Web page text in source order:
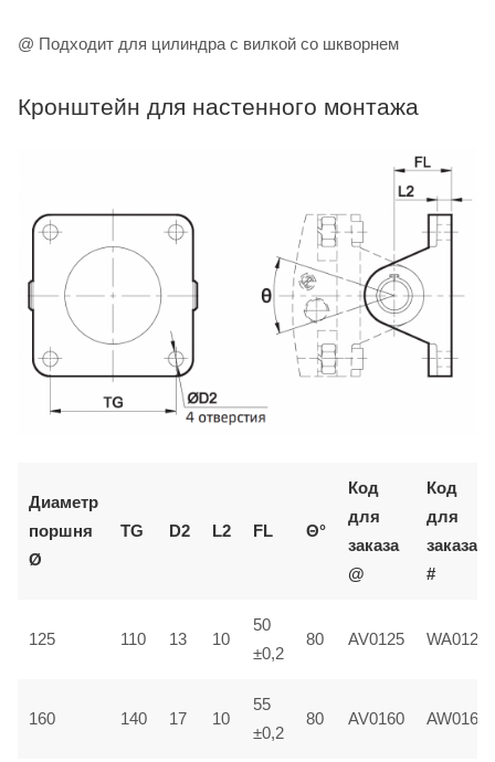
@ Подходит для цилиндра с вилкой со шкворнем
Кронштейн для настенного монтажа
Диаметр
поршня
Ø
TG D2 L2 FL Θ°
Код
для
заказа
@
Код
для
заказа
#
125 110 13 10
50
±0,2
80 AV0125 WA0125
160 140 17 10
55
±0,2
80 AV0160 AW0160